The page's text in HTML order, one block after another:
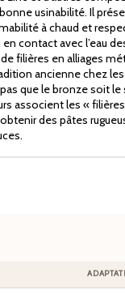
usinabilité. Il
à chaud et
contact avec l’eau
filières en alliages
ancienne chez
que le bronze soit le
associent les «
des pâtes